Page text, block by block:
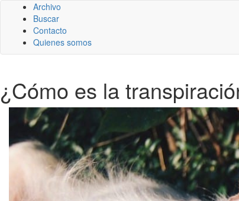
Archivo
Buscar
Contacto
Quienes somos
¿Cómo es la